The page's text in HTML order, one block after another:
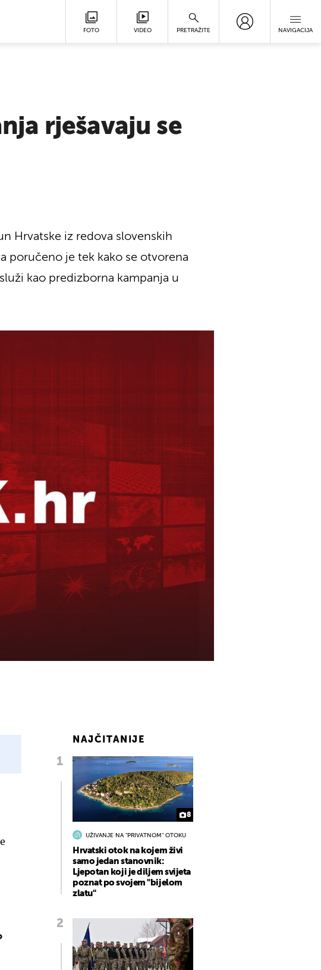
FOTO VIDEO PRETRAŽITE NAVIGACIJA
rješavaju se
Hrvatske iz redova slovenskih
poručeno je tek kako se otvorena
kao predizborna kampanja u
NAJČITANIJE
8
UŽIVANJE NA "PRIVATNOM" OTOKU
Hrvatski otok na kojem živi
samo jedan stanovnik:
Ljepotan koji je diljem svijeta
poznat po svojem "bijelom
zlatu"